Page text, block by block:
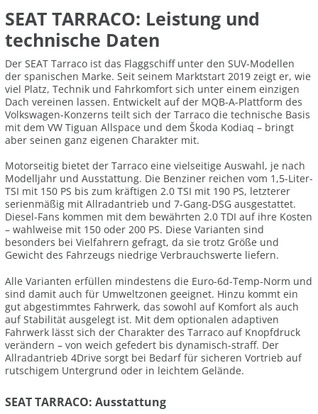
SEAT TARRACO: Leistung und
technische Daten
Der SEAT Tarraco ist das Flaggschiff unter den SUV-Modellen
der spanischen Marke. Seit seinem Marktstart 2019 zeigt er, wie
viel Platz, Technik und Fahrkomfort sich unter einem einzigen
Dach vereinen lassen. Entwickelt auf der MQB-A-Plattform des
Volkswagen-Konzerns teilt sich der Tarraco die technische Basis
mit dem VW Tiguan Allspace und dem Škoda Kodiaq – bringt
aber seinen ganz eigenen Charakter mit.
Motorseitig bietet der Tarraco eine vielseitige Auswahl, je nach
Modelljahr und Ausstattung. Die Benziner reichen vom 1,5-Liter-
TSI mit 150 PS bis zum kräftigen 2.0 TSI mit 190 PS, letzterer
serienmäßig mit Allradantrieb und 7-Gang-DSG ausgestattet.
Diesel-Fans kommen mit dem bewährten 2.0 TDI auf ihre Kosten
– wahlweise mit 150 oder 200 PS. Diese Varianten sind
besonders bei Vielfahrern gefragt, da sie trotz Größe und
Gewicht des Fahrzeugs niedrige Verbrauchswerte liefern.
Alle Varianten erfüllen mindestens die Euro-6d-Temp-Norm und
sind damit auch für Umweltzonen geeignet. Hinzu kommt ein
gut abgestimmtes Fahrwerk, das sowohl auf Komfort als auch
auf Stabilität ausgelegt ist. Mit dem optionalen adaptiven
Fahrwerk lässt sich der Charakter des Tarraco auf Knopfdruck
verändern – von weich gefedert bis dynamisch-straff. Der
Allradantrieb 4Drive sorgt bei Bedarf für sicheren Vortrieb auf
rutschigem Untergrund oder in leichtem Gelände.
SEAT TARRACO: Ausstattung